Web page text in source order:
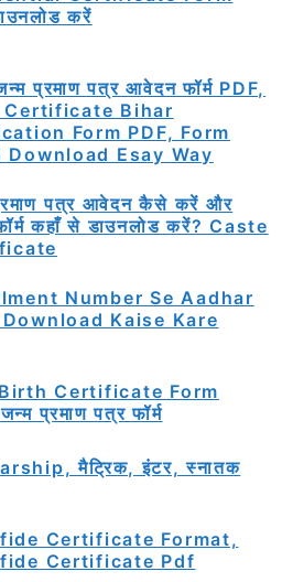
करें
प्रमाण पत्र आवेदन फॉर्म PDF,
Bihar
Form PDF, Form
Download Esay Way
पत्र आवेदन कैसे करें और
कहाँ से डाउनलोड करें? Caste
Number Se Aadhar
Kaise Kare
Certificate Form
प्रमाण पत्र फॉर्म
मैट्रिक, इंटर, स्नातक
Certificate Format,
Certificate Pdf